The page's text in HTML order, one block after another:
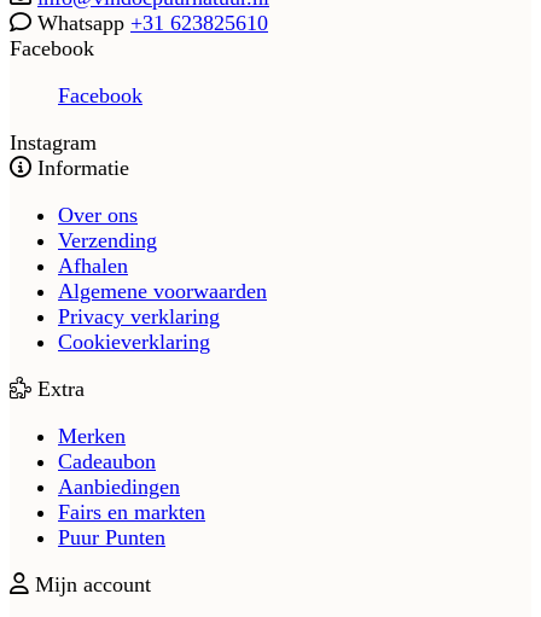
Whatsapp +31 623825610
Facebook
Facebook
Instagram
Informatie
Over ons
Verzending
Afhalen
Algemene voorwaarden
Privacy verklaring
Cookieverklaring
Extra
Merken
Cadeaubon
Aanbiedingen
Fairs en markten
Puur Punten
Mijn account